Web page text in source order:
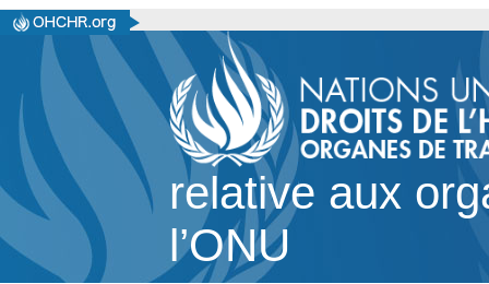
relative aux
l’ONU